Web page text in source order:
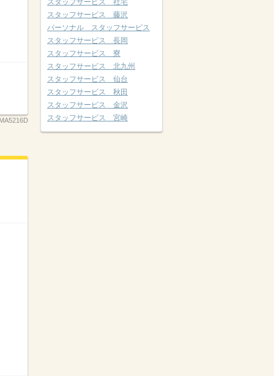
スタッフサービス 社宅
スタッフサービス 藤沢
パーソナル スタッフサービス
スタッフサービス 長岡
スタッフサービス 寮
スタッフサービス 北九州
スタッフサービス 仙台
スタッフサービス 秋田
スタッフサービス 金沢
スタッフサービス 宮崎